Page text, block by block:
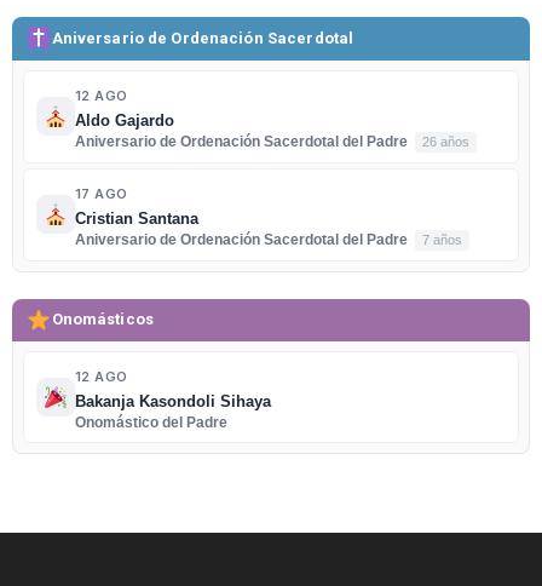
Aniversario de Ordenación Sacerdotal
12 AGO
Aldo Gajardo
Aniversario de Ordenación Sacerdotal del Padre
26 años
17 AGO
Cristian Santana
Aniversario de Ordenación Sacerdotal del Padre
7 años
Onomásticos
12 AGO
Bakanja Kasondoli Sihaya
Onomástico del Padre